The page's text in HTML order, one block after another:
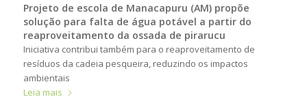
Projeto de escola de Manacapuru (AM) propõe
solução para falta de água potável a partir do
reaproveitamento da ossada de pirarucu
Iniciativa contribui também para o reaproveitamento de
resíduos da cadeia pesqueira, reduzindo os impactos
ambientais
Leia mais